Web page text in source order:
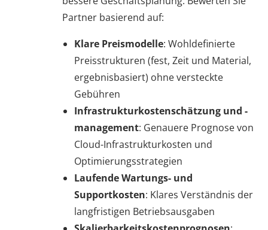
Partner basierend auf:
Klare Preismodelle: Wohldefinierte
Preisstrukturen (fest, Zeit und Material,
ergebnisbasiert) ohne versteckte
Gebühren
Infrastrukturkostenschätzung und -
management: Genauere Prognose von
Cloud-Infrastrukturkosten und
Optimierungsstrategien
Laufende Wartungs- und
Supportkosten: Klares Verständnis der
langfristigen Betriebsausgaben